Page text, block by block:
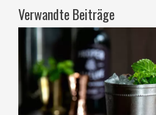
Verwandte Beiträge